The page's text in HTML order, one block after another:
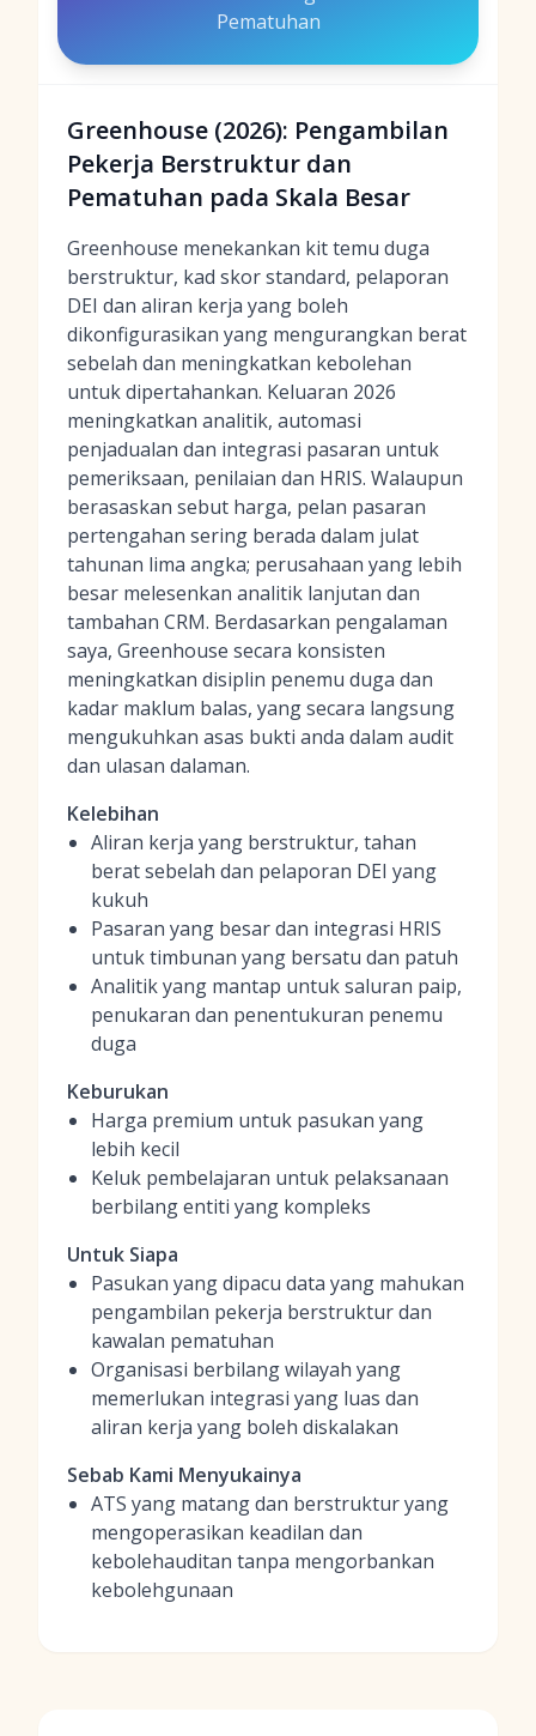
Pematuhan
Greenhouse (2026): Pengambilan
Pekerja Berstruktur dan
Pematuhan pada Skala Besar
Greenhouse menekankan kit temu duga
berstruktur, kad skor standard, pelaporan
DEI dan aliran kerja yang boleh
dikonfigurasikan yang mengurangkan berat
sebelah dan meningkatkan kebolehan
untuk dipertahankan. Keluaran 2026
meningkatkan analitik, automasi
penjadualan dan integrasi pasaran untuk
pemeriksaan, penilaian dan HRIS. Walaupun
berasaskan sebut harga, pelan pasaran
pertengahan sering berada dalam julat
tahunan lima angka; perusahaan yang lebih
besar melesenkan analitik lanjutan dan
tambahan CRM. Berdasarkan pengalaman
saya, Greenhouse secara konsisten
meningkatkan disiplin penemu duga dan
kadar maklum balas, yang secara langsung
mengukuhkan asas bukti anda dalam audit
dan ulasan dalaman.
Kelebihan
Aliran kerja yang berstruktur, tahan
berat sebelah dan pelaporan DEI yang
kukuh
Pasaran yang besar dan integrasi HRIS
untuk timbunan yang bersatu dan patuh
Analitik yang mantap untuk saluran paip,
penukaran dan penentukuran penemu
duga
Keburukan
Harga premium untuk pasukan yang
lebih kecil
Keluk pembelajaran untuk pelaksanaan
berbilang entiti yang kompleks
Untuk Siapa
Pasukan yang dipacu data yang mahukan
pengambilan pekerja berstruktur dan
kawalan pematuhan
Organisasi berbilang wilayah yang
memerlukan integrasi yang luas dan
aliran kerja yang boleh diskalakan
Sebab Kami Menyukainya
ATS yang matang dan berstruktur yang
mengoperasikan keadilan dan
kebolehauditan tanpa mengorbankan
kebolehgunaan